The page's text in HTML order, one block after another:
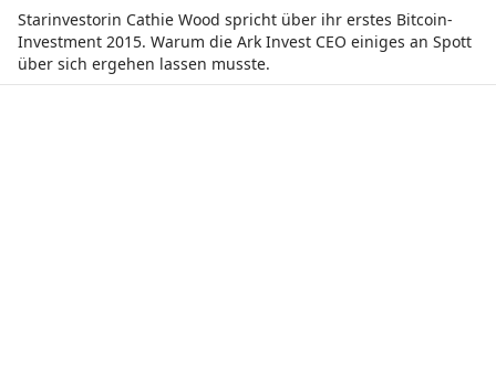
Starinvestorin Cathie Wood spricht über ihr erstes Bitcoin-
Investment 2015. Warum die Ark Invest CEO einiges an Spott
über sich ergehen lassen musste.